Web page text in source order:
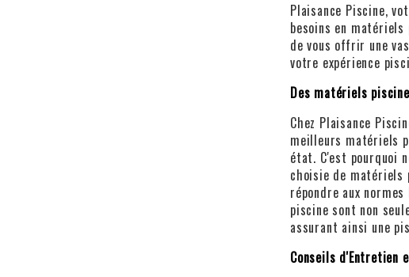
Plaisance Piscine,
besoins en
de vous offrir une
votre expérience
Des matériels
Chez Plaisance
meilleurs matériels
état. C'est pourquoi
choisie de matériels
répondre aux
piscine sont non
assurant ainsi une
Conseils d'Entretien